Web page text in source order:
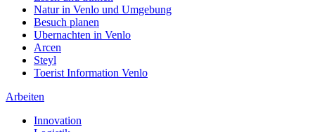
Natur in Venlo und Umgebung
Besuch planen
Ubernachten in Venlo
Arcen
Steyl
Toerist Information Venlo
Arbeiten
Innovation